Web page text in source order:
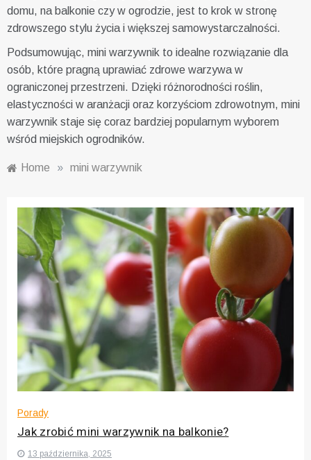
domu, na balkonie czy w ogrodzie, jest to krok w stronę
zdrowszego stylu życia i większej samowystarczalności.
Podsumowując, mini warzywnik to idealne rozwiązanie dla
osób, które pragną uprawiać zdrowe warzywa w
ograniczonej przestrzeni. Dzięki różnorodności roślin,
elastyczności w aranżacji oraz korzyściom zdrowotnym, mini
warzywnik staje się coraz bardziej popularnym wyborem
wśród miejskich ogrodników.
Home » mini warzywnik
Porady
Jak zrobić mini warzywnik na balkonie?
13 października, 2025